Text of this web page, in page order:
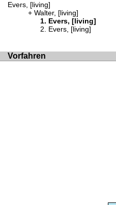
Evers, [living]
Walter, [living]
Evers, [living]
Evers, [living]
Vorfahren